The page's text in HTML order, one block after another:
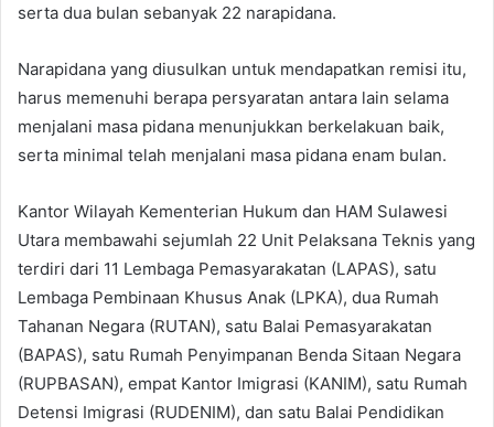
serta dua bulan sebanyak 22 narapidana.
Narapidana yang diusulkan untuk mendapatkan remisi itu,
harus memenuhi berapa persyaratan antara lain selama
menjalani masa pidana menunjukkan berkelakuan baik,
serta minimal telah menjalani masa pidana enam bulan.
Kantor Wilayah Kementerian Hukum dan HAM Sulawesi
Utara membawahi sejumlah 22 Unit Pelaksana Teknis yang
terdiri dari 11 Lembaga Pemasyarakatan (LAPAS), satu
Lembaga Pembinaan Khusus Anak (LPKA), dua Rumah
Tahanan Negara (RUTAN), satu Balai Pemasyarakatan
(BAPAS), satu Rumah Penyimpanan Benda Sitaan Negara
(RUPBASAN), empat Kantor Imigrasi (KANIM), satu Rumah
Detensi Imigrasi (RUDENIM), dan satu Balai Pendidikan